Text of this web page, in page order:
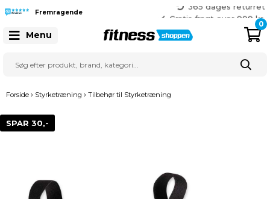
Gratis fragt over 999 kr.
41 128 128
Fremragende
Menu
0
Forside › Styrketræning › Tilbehør til Styrketræning
SPAR 30,-